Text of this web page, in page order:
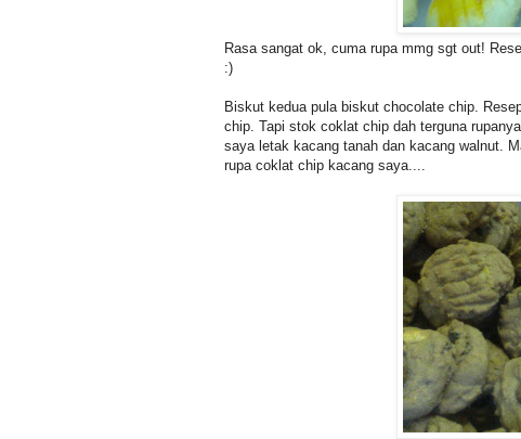
Rasa sangat ok, cuma rupa mmg sgt out!
:)
Biskut kedua pula biskut chocolate chip.
chip. Tapi stok coklat chip dah terguna
saya letak kacang tanah dan kacang walnut.
rupa coklat chip kacang saya....